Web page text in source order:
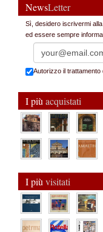
NewsLetter
Sì, desidero iscrivermi alla
ed essere sempre
Autorizzo il trattamento
I più acquistati
I più visitati